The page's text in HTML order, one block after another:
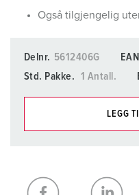
Også tilgjengelig
Delnr. 5612406G EAN
Std. Pakke.
1 Antall.
LEGG
Min liste